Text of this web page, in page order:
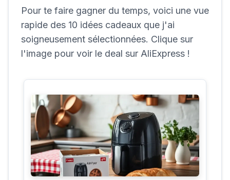
Pour te faire gagner du temps, voici une vue
rapide des 10 idées cadeaux que j'ai
soigneusement sélectionnées. Clique sur
l'image pour voir le deal sur AliExpress !